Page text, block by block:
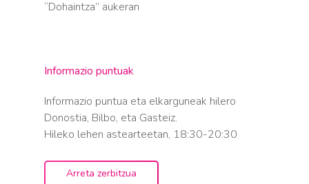
“Dohaintza” aukeran
Informazio puntuak
Informazio puntua eta elkarguneak hilero
Donostia, Bilbo, eta Gasteiz.
Hileko lehen astearteetan, 18:30-20:30
Arreta zerbitzua